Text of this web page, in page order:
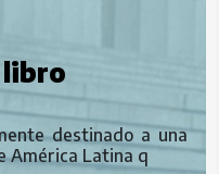
libro
destinado a una
América Latina q